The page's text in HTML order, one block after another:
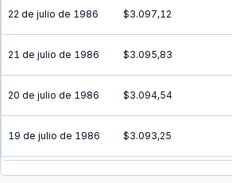
22 de julio de 1986 $3.097,12
21 de julio de 1986 $3.095,83
20 de julio de 1986 $3.094,54
19 de julio de 1986 $3.093,25
18 de julio de 1986 $3.091,96